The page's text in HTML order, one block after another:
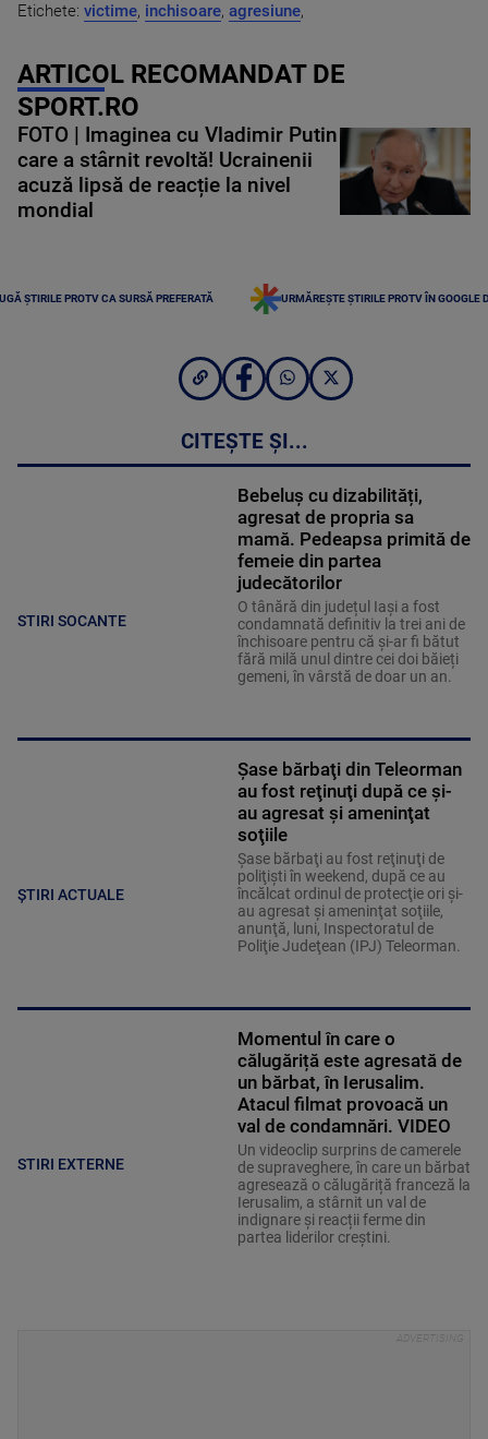
Etichete: victime, inchisoare, agresiune,
ARTICOL RECOMANDAT DE
SPORT.RO
FOTO | Imaginea cu Vladimir Putin
care a stârnit revoltă! Ucrainenii
acuză lipsă de reacție la nivel
mondial
ȘTIRILE PROTV CA SURSĂ PREFERATĂ URMĂREȘTE ȘTIRILE PROTV ÎN GOOGLE
CITEȘTE ȘI...
STIRI SOCANTE
Bebeluș cu dizabilități,
agresat de propria sa
mamă. Pedeapsa primită de
femeie din partea
judecătorilor
O tânără din județul Iași a fost
condamnată definitiv la trei ani de
închisoare pentru că și-ar fi bătut
fără milă unul dintre cei doi băieți
gemeni, în vârstă de doar un an.
ȘTIRI ACTUALE
Şase bărbaţi din Teleorman
au fost reţinuţi după ce şi-
au agresat şi ameninţat
soţiile
Şase bărbaţi au fost reţinuţi de
poliţişti în weekend, după ce au
încălcat ordinul de protecţie ori şi-
au agresat şi ameninţat soţiile,
anunţă, luni, Inspectoratul de
Poliţie Judeţean (IPJ) Teleorman.
STIRI EXTERNE
Momentul în care o
călugăriță este agresată de
un bărbat, în Ierusalim.
Atacul filmat provoacă un
val de condamnări. VIDEO
Un videoclip surprins de camerele
de supraveghere, în care un bărbat
agresează o călugăriță franceză la
Ierusalim, a stârnit un val de
indignare și reacții ferme din
partea liderilor creștini.